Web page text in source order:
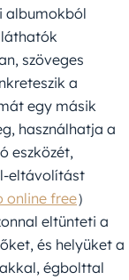
albumokból
szöveges
a
egy másik
használhatja a
eszközét,
eltávolítást
online free）
eltünteti a
és helyüket a
égbolttal